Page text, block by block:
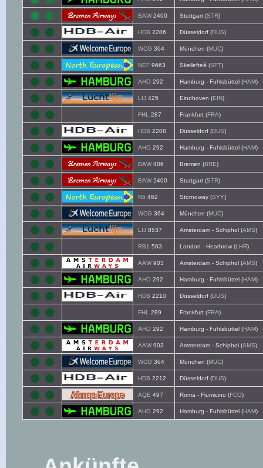
BAW2400 Stuttgart (STR)
HDB 2206 Düsseldorf (DUS)
WCG 364 München (MUC)
NEF 9663 Skellefteå (SFT)
AHO 292 Hamburg - Fuhlsbüttel (HAM)
LIJ 425 Eindhoven (EIN)
FHL 287 Frankfurt (FRA)
HDB 2208 Düsseldorf (DUS)
AHO 292 Hamburg - Fuhlsbüttel (HAM)
BAW406 Bremen (BRE)
BAW2400 Stuttgart (STR)
N5 462 Stornoway (SYY)
WCG 364 München (MUC)
LIJ 8537 Amsterdam - Schiphol (AMS)
RB1 563 London - Heathrow (LHR)
AAW903 Amsterdam - Schiphol (AMS)
AHO 292 Hamburg - Fuhlsbüttel (HAM)
HDB 2210 Düsseldorf (DUS)
FHL 289 Frankfurt (FRA)
AHO 292 Hamburg - Fuhlsbüttel (HAM)
AAW903 Amsterdam - Schiphol (AMS)
WCG 364 München (MUC)
HDB 2212 Düsseldorf (DUS)
AQE 497 Roma - Fiumicino (FCO)
AHO 292 Hamburg - Fuhlsbüttel (HAM)